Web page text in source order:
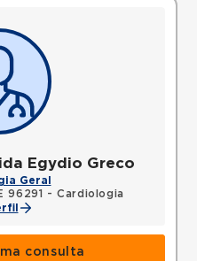
Egydio Greco
Geral
96291 - Cardiologia
consulta